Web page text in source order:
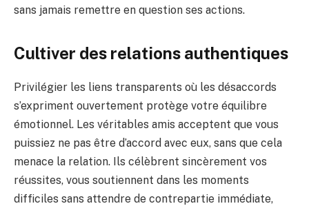
sans jamais remettre en question ses actions.
Cultiver des relations authentiques
Privilégier les liens transparents où les désaccords
s’expriment ouvertement protège votre équilibre
émotionnel. Les véritables amis acceptent que vous
puissiez ne pas être d’accord avec eux, sans que cela
menace la relation. Ils célèbrent sincèrement vos
réussites, vous soutiennent dans les moments
difficiles sans attendre de contrepartie immédiate,